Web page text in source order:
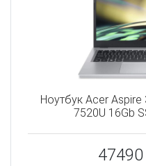
Ноутбук Acer Aspire
7520U 16Gb